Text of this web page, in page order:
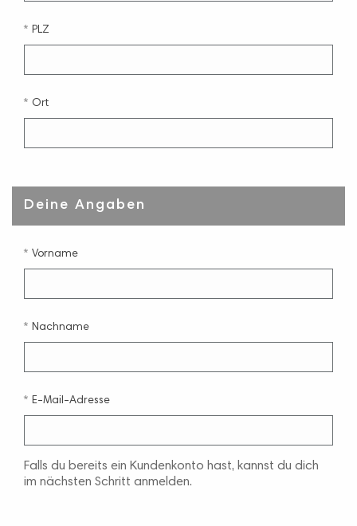
PLZ
Ort
Deine Angaben
Vorname
Nachname
E-Mail-Adresse
Falls du bereits ein Kundenkonto hast, kannst du dich
im nächsten Schritt anmelden.